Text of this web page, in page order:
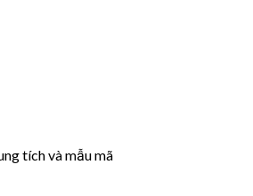
tích và mẫu mã